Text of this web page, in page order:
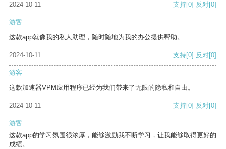
2024-10-11 支持[0] 反对[0]
游客
这款app就像我的私人助理，随时随地为我的办公提供帮助。
2024-10-11 支持[0] 反对[0]
游客
这款加速器VPM应用程序已经为我们带来了无限的隐私和自由。
2024-10-11 支持[0] 反对[0]
游客
这款app的学习氛围很浓厚，能够激励我不断学习，让我能够取得更好的
成绩。